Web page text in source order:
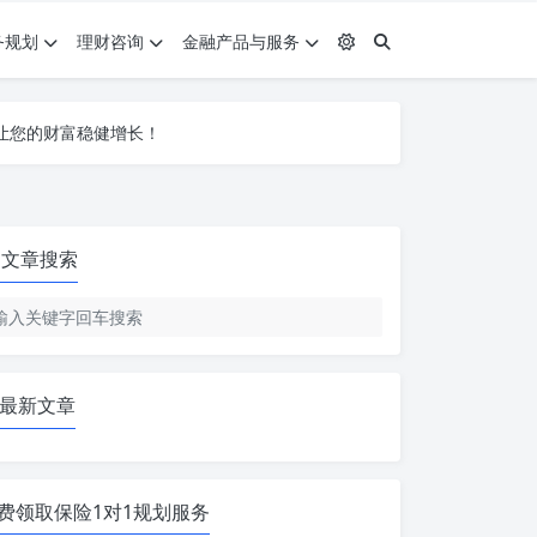
规划 理财咨询
金融产品与服务
您的财富稳健增长！
的财富稳健增长！
文章搜索
最新文章
领取保险1对1规划服务